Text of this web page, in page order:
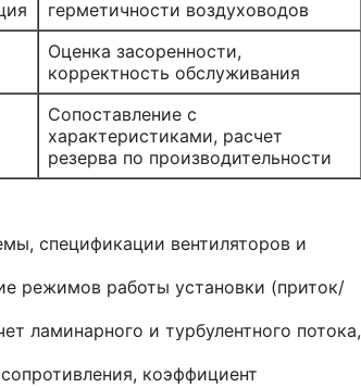
герметичности воздуховодов
Оценка засоренности,
корректность обслуживания
Сопоставление с
характеристиками, расчет
резерва по производительности
спецификации вентиляторов и
режимов работы установки (приток/
ламинарного и турбулентного потока,
коэффициент